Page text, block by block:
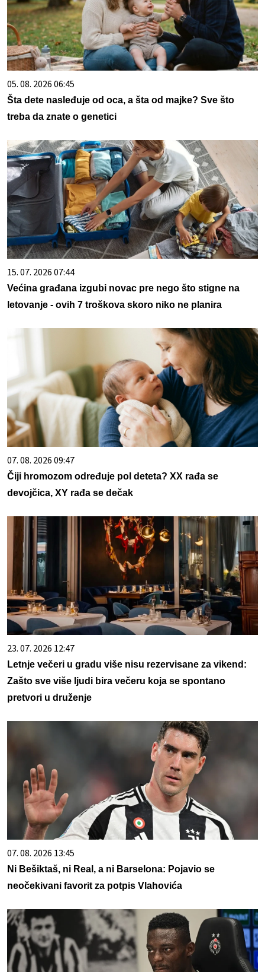
05. 08. 2026 06:45
Šta dete nasleđuje od oca, a šta od majke? Sve što
treba da znate o genetici
15. 07. 2026 07:44
Većina građana izgubi novac pre nego što stigne na
letovanje - ovih 7 troškova skoro niko ne planira
07. 08. 2026 09:47
Čiji hromozom određuje pol deteta? XX rađa se
devojčica, XY rađa se dečak
23. 07. 2026 12:47
Letnje večeri u gradu više nisu rezervisane za vikend:
Zašto sve više ljudi bira večeru koja se spontano
pretvori u druženje
07. 08. 2026 13:45
Ni Bešiktaš, ni Real, a ni Barselona: Pojavio se
neočekivani favorit za potpis Vlahovića